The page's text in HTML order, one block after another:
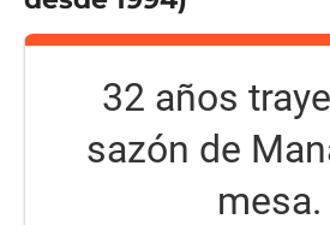
32 años
sazón de
mesa.